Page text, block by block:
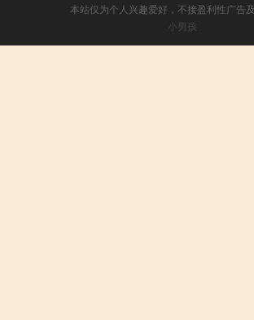
本站仅为个人兴趣爱好，不接盈利性广告
小男孩